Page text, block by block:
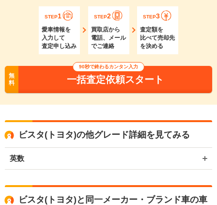
STEP1
愛車情報を
入力して
査定申し込み
STEP2
買取店から
電話、メール
でご連絡
STEP3
査定額を
比べて売却先
を決める
無
料
90秒で終わるカンタン入力
一括査定依頼スタート
ビスタ(トヨタ)の他グレード詳細を見てみる
英数
ビスタ(トヨタ)と同一メーカー・ブランド車の車